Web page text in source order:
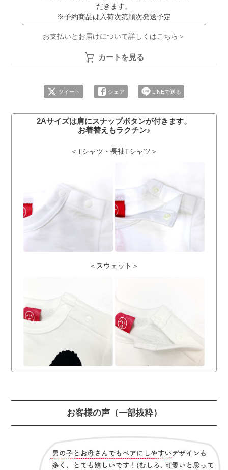
だきます。
※予約商品は入荷次第順次発送予定
お支払いとお届けについて詳しくはこちら＞
カートを見る
ツイート シェア LINEで送る
2Aサイズは肩にスナップボタンが付きます。
お着替えもラクチン♪
＜Tシャツ・長袖Tシャツ＞
＜スウェット＞
お客様の声（一部抜粋）